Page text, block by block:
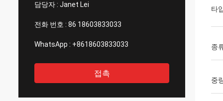
담당자 : Janet Lei
전화 번호 : 86 18603833033
WhatsApp : +8618603833033
접촉
타
종
중